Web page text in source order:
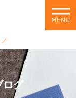
ログ